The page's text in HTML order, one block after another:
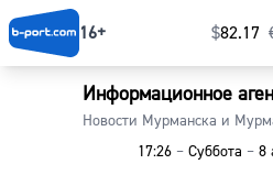
16+ $⁠82.17
Информационное
Новости Мурманска и
17:26 – Суббота – 8
Главная